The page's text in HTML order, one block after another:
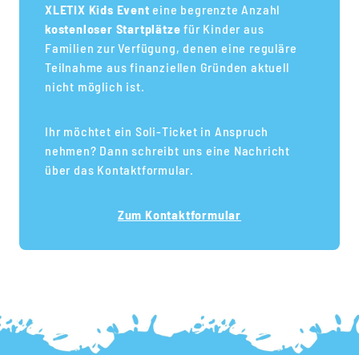
XLETIX Kids Event eine begrenzte Anzahl
kostenloser Startplätze für Kinder aus
Familien zur Verfügung, denen eine reguläre
Teilnahme aus finanziellen Gründen aktuell
nicht möglich ist.
Ihr möchtet ein Soli-Ticket in Anspruch
nehmen? Dann schreibt uns eine Nachricht
über das Kontaktformular.
Zum Kontaktformular